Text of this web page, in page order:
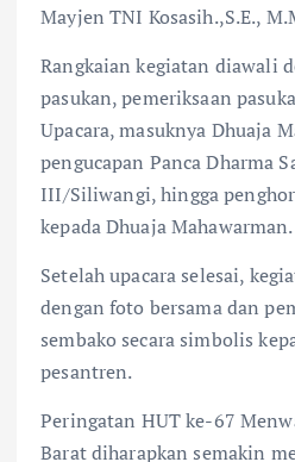
Mayjen TNI Kosasih.,S.E.,
Rangkaian kegiatan diawali
pasukan, pemeriksaan
Upacara, masuknya Dhuaja
pengucapan Panca Dharma
III/Siliwangi, hingga
kepada Dhuaja Mahawarman.
Setelah upacara selesai,
dengan foto bersama dan
sembako secara simbolis
pesantren.
Peringatan HUT ke-67
Barat diharapkan semakin